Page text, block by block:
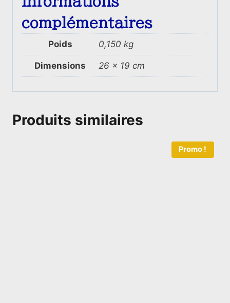
complémentaires
Poids 0,150 kg
Dimensions 26 × 19 cm
Produits similaires
Promo !